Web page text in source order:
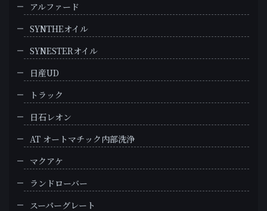
アルファード
SYNTHEオイル
SYNESTERオイル
日産UD
トラック
日石レオン
AT オートマチック内部洗浄
マクアケ
ランドローバー
スーパーグレート